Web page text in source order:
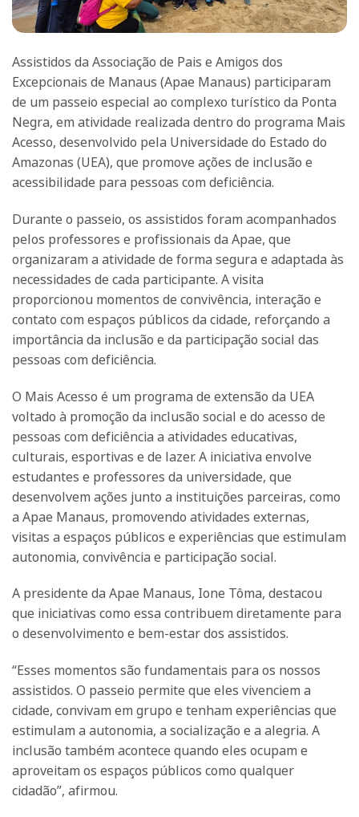
Assistidos da Associação de Pais e Amigos dos
Excepcionais de Manaus (Apae Manaus) participaram
de um passeio especial ao complexo turístico da Ponta
Negra, em atividade realizada dentro do programa Mais
Acesso, desenvolvido pela Universidade do Estado do
Amazonas (UEA), que promove ações de inclusão e
acessibilidade para pessoas com deficiência.
Durante o passeio, os assistidos foram acompanhados
pelos professores e profissionais da Apae, que
organizaram a atividade de forma segura e adaptada às
necessidades de cada participante. A visita
proporcionou momentos de convivência, interação e
contato com espaços públicos da cidade, reforçando a
importância da inclusão e da participação social das
pessoas com deficiência.
O Mais Acesso é um programa de extensão da UEA
voltado à promoção da inclusão social e do acesso de
pessoas com deficiência a atividades educativas,
culturais, esportivas e de lazer. A iniciativa envolve
estudantes e professores da universidade, que
desenvolvem ações junto a instituições parceiras, como
a Apae Manaus, promovendo atividades externas,
visitas a espaços públicos e experiências que estimulam
autonomia, convivência e participação social.
A presidente da Apae Manaus, Ione Tôma, destacou
que iniciativas como essa contribuem diretamente para
o desenvolvimento e bem-estar dos assistidos.
“Esses momentos são fundamentais para os nossos
assistidos. O passeio permite que eles vivenciem a
cidade, convivam em grupo e tenham experiências que
estimulam a autonomia, a socialização e a alegria. A
inclusão também acontece quando eles ocupam e
aproveitam os espaços públicos como qualquer
cidadão”, afirmou.